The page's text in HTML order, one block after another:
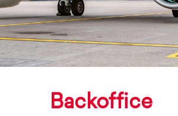
Backoffice